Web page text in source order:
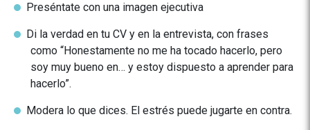
Preséntate con una imagen ejecutiva
Di la verdad en tu CV y en la entrevista, con frases
como “Honestamente no me ha tocado hacerlo, pero
soy muy bueno en… y estoy dispuesto a aprender para
hacerlo”.
Modera lo que dices. El estrés puede jugarte en contra.